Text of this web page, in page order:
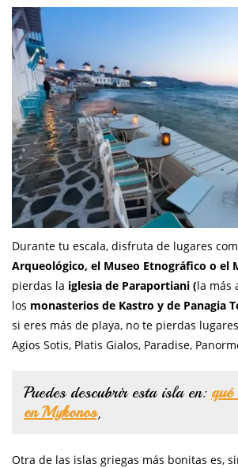
Durante tu escala, disfruta de lugares
Arqueológico, el Museo Etnográfico o el
pierdas la iglesia de Paraportiani (la más
los monasterios de Kastro y de Panagia
si eres más de playa, no te pierdas
Agios Sotis, Platis Gialos, Paradise,
Puedes descubrir esta isla en:
en Mykonos,
Otra de las islas griegas más bonitas es,